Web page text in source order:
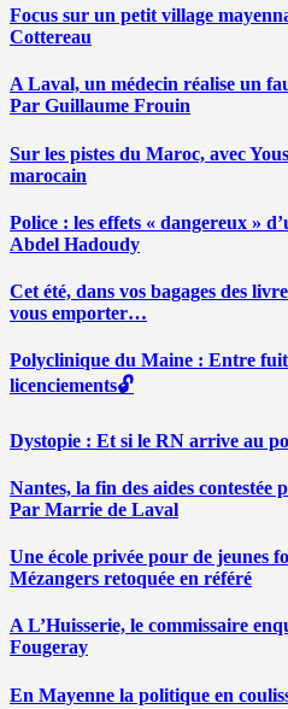
Focus sur un petit village
Cottereau
A Laval, un médecin réalise un
Par Guillaume Frouin
Sur les pistes du Maroc, avec
marocain
Police : les effets « dangereux »
Abdel Hadoudy
Cet été, dans vos bagages des
vous emporter…
Polyclinique du Maine : Entre
licenciements🔓
Dystopie : Et si le RN arrive au
Nantes, la fin des aides contestée
Par Marrie de Laval
Une école privée pour de jeunes
Mézangers retoquée en référé
A L’Huisserie, le commissaire
Fougeray
En Mayenne la politique en